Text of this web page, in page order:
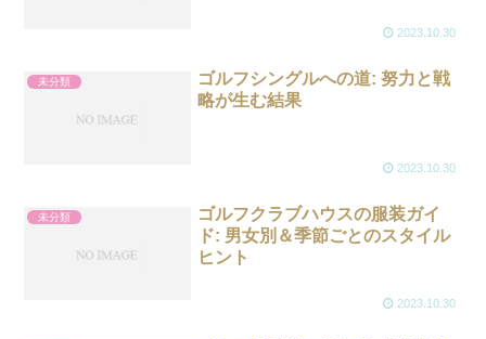
2023.10.30
未分類
ゴルフシングルへの道: 努力と戦
略が生む結果
2023.10.30
未分類
ゴルフクラブハウスの服装ガイ
ド: 男女別＆季節ごとのスタイル
ヒント
2023.10.30